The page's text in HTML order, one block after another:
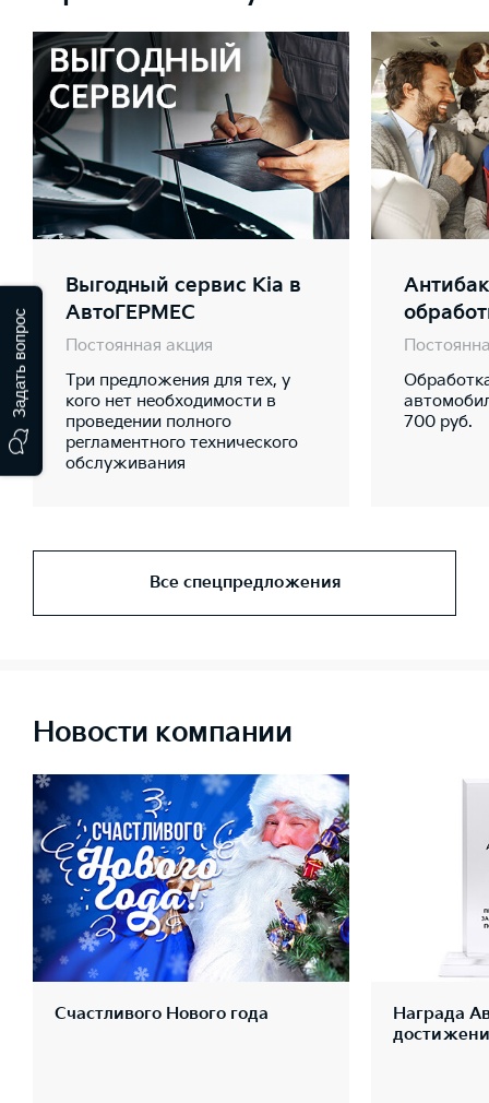
Выгодный сервис Kia в
АвтоГЕРМЕС
Постоянная акция
Три предложения для тех, у
кого нет необходимости в
проведении полного
регламентного технического
обслуживания
700 руб.
Все спецпредложения
Новости компании
Счастливого Нового года
Награда
Задать вопрос